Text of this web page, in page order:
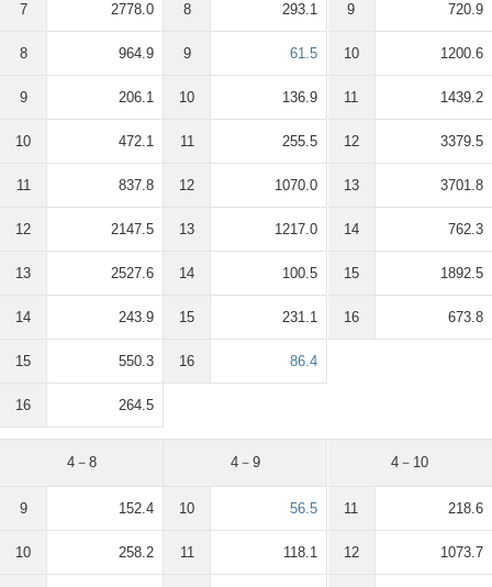
7 2778.0
8 964.9
9 206.1
10 472.1
11 837.8
12 2147.5
13 2527.6
14 243.9
15 550.3
16 264.5
8 293.1
9 61.5
10 136.9
11 255.5
12 1070.0
13 1217.0
14 100.5
15 231.1
16 86.4
9 720.9
10 1200.6
11 1439.2
12 3379.5
13 3701.8
14 762.3
15 1892.5
16 673.8
4－8
9 152.4
10 258.2
4－9
10 56.5
11 118.1
4－10
11 218.6
12 1073.7